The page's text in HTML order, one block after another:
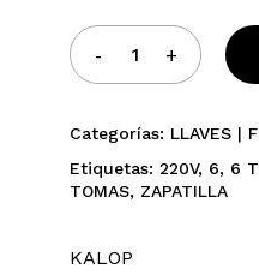
Categorías: LLAVES |
Etiquetas: 220V, 6, 6
TOMAS, ZAPATILLA
KALOP